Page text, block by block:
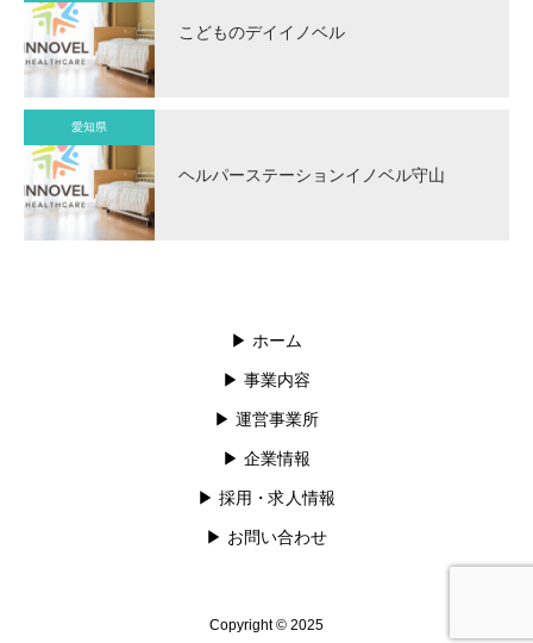
こどものデイイノベル
愛知県
ヘルパーステーションイノベル守山
▶︎ ホーム
▶︎ 事業内容
▶︎ 運営事業所
▶︎ 企業情報
▶︎ 採用・求人情報
▶︎ お問い合わせ
Copyright © 2025